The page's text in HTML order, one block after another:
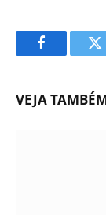
Facebook
VEJA